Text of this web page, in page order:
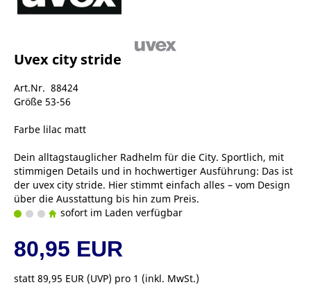
Uvex city stride
Art.Nr. 88424
Größe 53-56
Farbe lilac matt
Dein alltagstauglicher Radhelm für die City. Sportlich, mit
stimmigen Details und in hochwertiger Ausführung: Das ist
der uvex city stride. Hier stimmt einfach alles – vom Design
über die Ausstattung bis hin zum Preis.
sofort im Laden verfügbar
80,95 EUR
statt 89,95 EUR (UVP) pro 1 (inkl. MwSt.)